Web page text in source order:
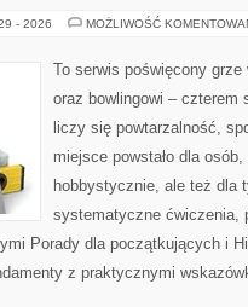
- 2026 MOŻLIWOŚĆ
To serwis poświęcony
oraz bowlingowi – czterem
liczy się powtarzalność,
miejsce powstało dla
hobbystycznie, ale też dla
systematyczne ćwiczenia,
Porady dla początkujących i
z praktycznymi